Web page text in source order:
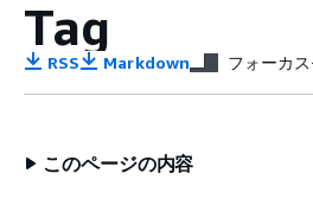
Tag
RSS Markdown フォーカ
このページの内容